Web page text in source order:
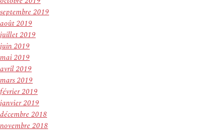
septembre 2019
août 2019
juillet 2019
juin 2019
mai 2019
avril 2019
mars 2019
février 2019
janvier 2019
décembre 2018
novembre 2018